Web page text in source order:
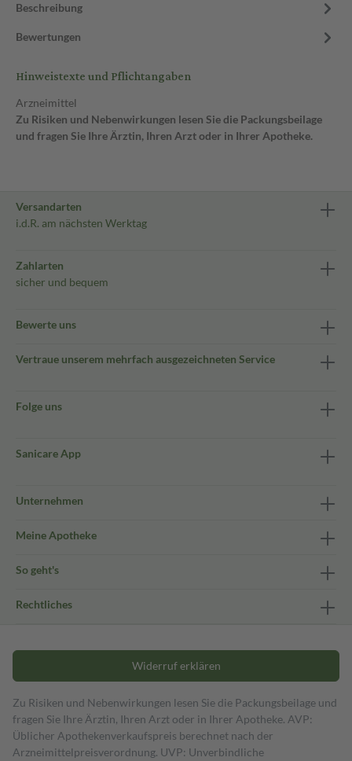
Beschreibung
Bewertungen
Hinweistexte und Pflichtangaben
Arzneimittel
Zu Risiken und Nebenwirkungen lesen Sie die Packungsbeilage
und fragen Sie Ihre Ärztin, Ihren Arzt oder in Ihrer Apotheke.
Versandarten
i.d.R. am nächsten Werktag
Zahlarten
sicher und bequem
Bewerte uns
Vertraue unserem mehrfach ausgezeichneten Service
Folge uns
Sanicare App
Unternehmen
Meine Apotheke
So geht's
Rechtliches
Widerruf erklären
Zu Risiken und Nebenwirkungen lesen Sie die Packungsbeilage und
fragen Sie Ihre Ärztin, Ihren Arzt oder in Ihrer Apotheke. AVP:
Üblicher Apothekenverkaufspreis berechnet nach der
Arzneimittelpreisverordnung. UVP: Unverbindliche